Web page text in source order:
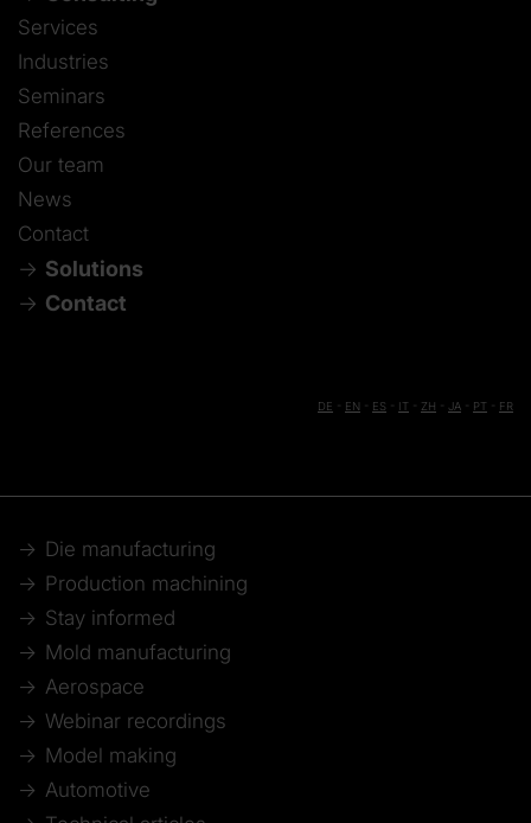
Services
Industries
Seminars
References
Our team
News
Contact
Solutions
Contact
DE EN ES IT ZH JA PT FR
Die manufacturing
Production machining
Stay informed
Mold manufacturing
Aerospace
Webinar recordings
Model making
Automotive